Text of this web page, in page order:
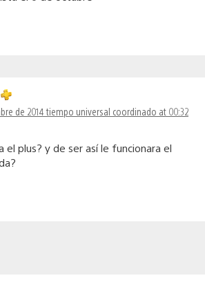
de 2014 tiempo universal coordinado at 00:32
el plus? y de ser así le funcionara el